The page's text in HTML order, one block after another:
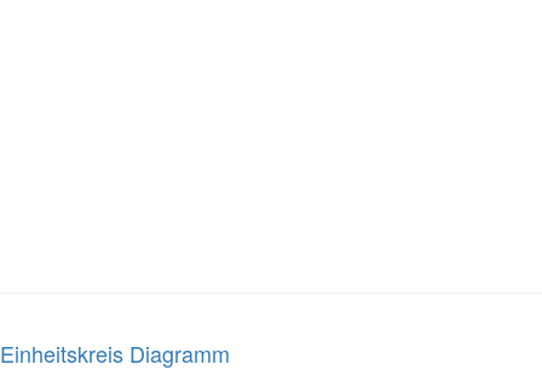
Einheitskreis Diagramm